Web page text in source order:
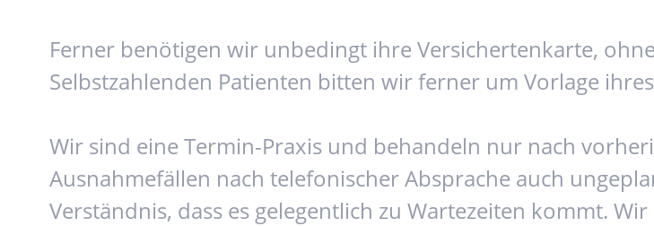
Ferner benötigen wir unbedingt ihre Versichertenkarte,
Selbstzahlenden Patienten bitten wir ferner um Vorlage
Wir sind eine Termin-Praxis und behandeln nur nach
Ausnahmefällen nach telefonischer Absprache auch
Verständnis, dass es gelegentlich zu Wartezeiten kommt.